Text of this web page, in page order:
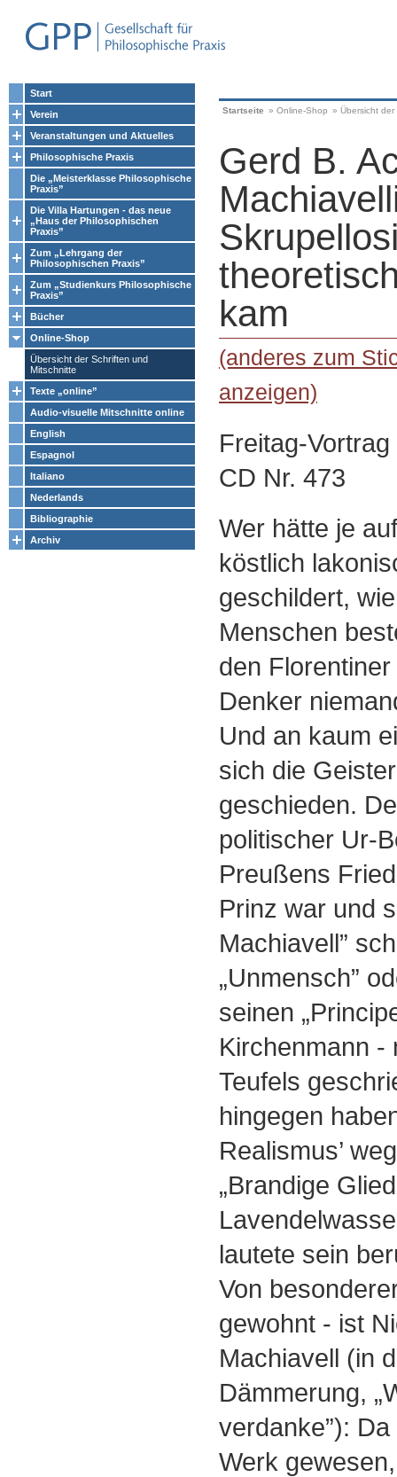
Start
Verein
Veranstaltungen und Aktuelles
Philosophische Praxis
Die „Meisterklasse Philosophische
Praxis”
Die Villa Hartungen - das neue
„Haus der Philosophischen
Praxis”
Zum „Lehrgang der
Philosophischen Praxis”
Zum „Studienkurs Philosophische
Praxis”
Bücher
Online-Shop
Übersicht der Schriften und
Mitschnitte
Texte „online”
Audio-visuelle Mitschnitte online
English
Espagnol
Italiano
Nederlands
Bibliographie
Archiv
Startseite » Online-Shop » Übersicht
Gerd B.
kam
(anderes zum
anzeigen)
Freitag-
CD Nr. 473
Wer hätte je
köstlich
geschildert,
Menschen
den
Denker
Und an kaum
sich die
geschieden.
politischer Ur-
Preußens
Prinz war und
Machiavell”
„Unmensch”
seinen
Kirchenmann -
Teufels
hingegen
Realismus’
„Brandige
lautete sein
Von
gewohnt - ist
Machiavell (in
Dämmerung,
verdanke”):
Werk